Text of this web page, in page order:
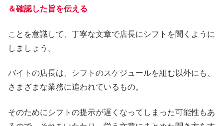
＆確認した旨を伝える
ことを意識して、丁寧な文章で店長にシフトを聞くように
しましょう。
バイトの店長は、シフトのスケジュールを組む以外にも、
さまざまな業務に追われているもの。
そのためにシフトの提示が遅くなってしまった可能性もあ